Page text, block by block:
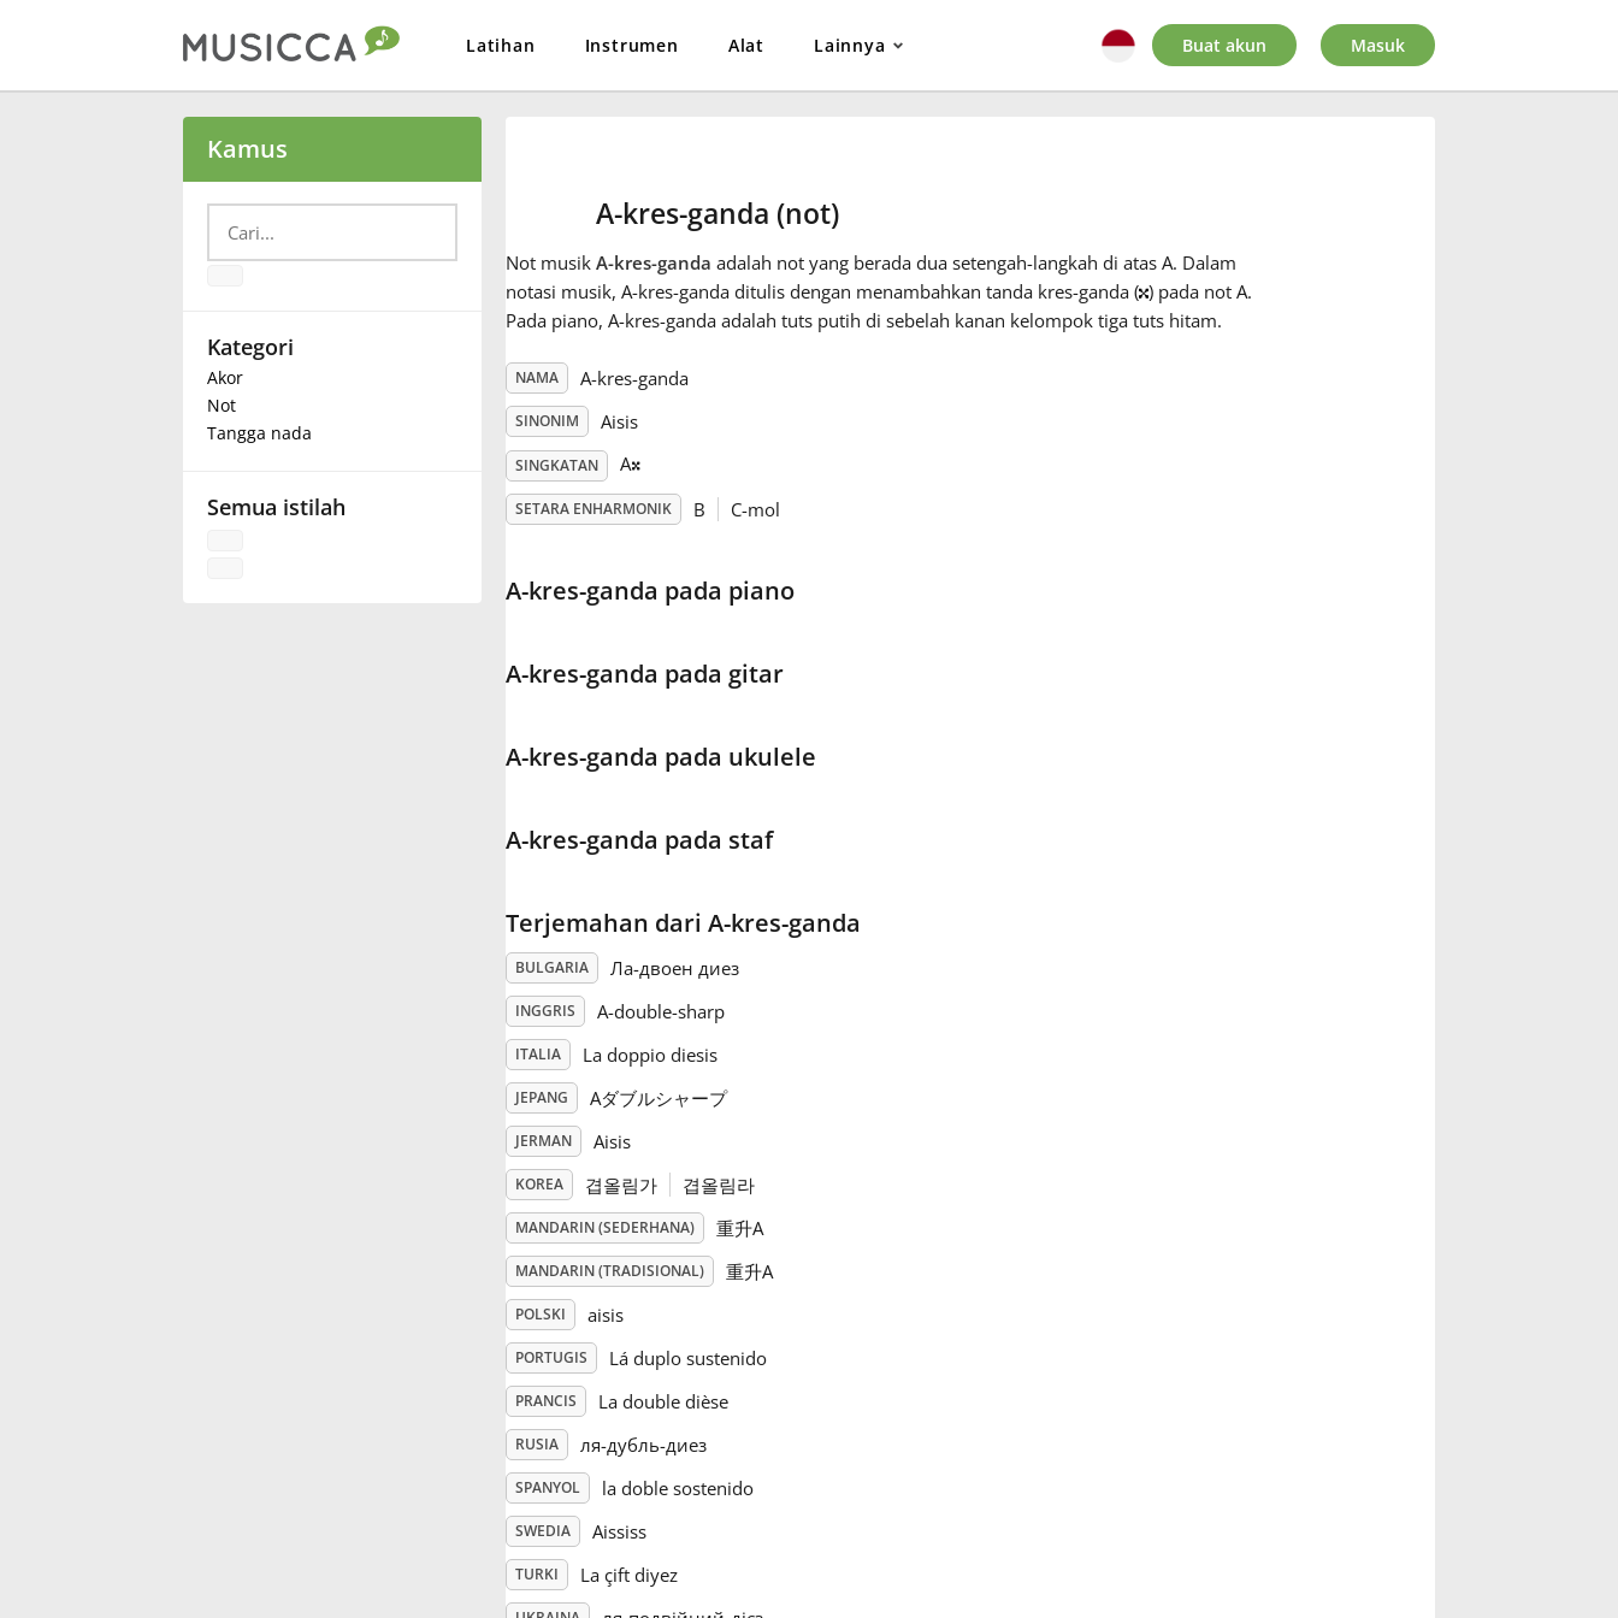
Latihan Instrumen Alat Lainnya
Български
Deutsch
English
Español
Buat akun Masuk
Kamus
Kategori
Akor
Not
Tangga nada
Semua istilah
A-kres-ganda (not)
Not musik A-kres-ganda adalah not yang berada dua setengah-langkah di atas A. Dalam
notasi musik, A-kres-ganda ditulis dengan menambahkan tanda kres-ganda ( ) pada not A.
Pada piano, A-kres-ganda adalah tuts putih di sebelah kanan kelompok tiga tuts hitam.
NAMA A-kres-ganda
SINONIM Aisis
SINGKATAN A𝄪
SETARA ENHARMONIK B C-mol
A-kres-ganda pada piano
A-kres-ganda pada gitar
A-kres-ganda pada ukulele
A-kres-ganda pada staf
Terjemahan dari A-kres-ganda
BULGARIA Ла-двоен диез
INGGRIS A-double-sharp
ITALIA La doppio diesis
JEPANG Aダブルシャープ
JERMAN Aisis
KOREA 겹올림가 겹올림라
MANDARIN (SEDERHANA) 重升A
MANDARIN (TRADISIONAL) 重升A
POLSKI aisis
PORTUGIS Lá duplo sustenido
PRANCIS La double dièse
RUSIA ля-дубль-диез
SPANYOL la doble sostenido
SWEDIA Aississ
TURKI La çift diyez